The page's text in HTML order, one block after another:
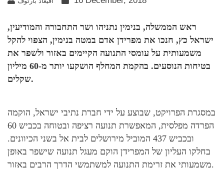
ראש הממשלה, בנימין נתניהו ושר התחבורה והמודיעין,
ישראל כץ, חנכו את מפרידן אדם במטה בנימין, הצפוי להקל
משמעותית על עומסי התנועה הקיימים באזור ולשפר את
בטיחות הנוסעים. בהקמת המחלף הושקעו יותר מ-60 מיליון
שקלים.
במסגרת הפרויקט, שבוצע על ידי חברת נתיבי ישראל, הוקמה
הפרדה מפלסית, המאפשרת תנועה רציפה ובטוחה בכביש 60
ובכביש 437 המוביל מירושלים לבית אל בשני הכיוונים.
בחלקו העליון של המפרידן הוקם מעגל תנועה שישפר באופן
משמעותי את זרימת התנועה למשתמשי הדרך הרבים באזור.